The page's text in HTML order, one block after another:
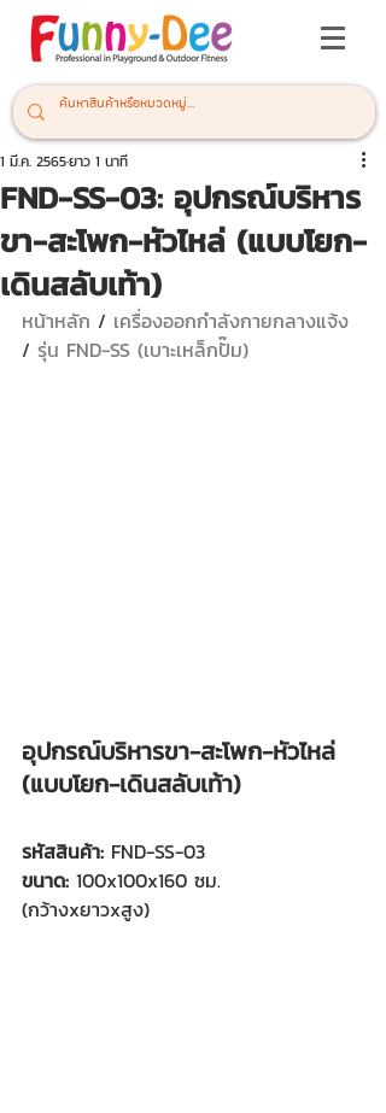
FND-SS-03: อุปกรณ์บริหาร
ขา-สะโพก-หัวไหล่ (แบบโยก-
เดินสลับเท้า)
1 มี.ค. 2565ยาว 1 นาที
หน้าหลัก / เครื่องออกกำลังกายกลางแจ้ง
/ รุ่น FND-SS (เบาะเหล็กปั๊ม)
อุปกรณ์บริหารขา-สะโพก-หัวไหล่
(แบบโยก-เดินสลับเท้า)
รหัสสินค้า: FND-SS-03
ขนาด: 100x100x160 ซม.
(กว้างxยาวxสูง)